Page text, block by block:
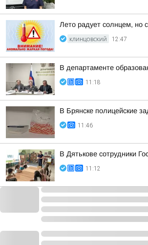
Лето радует солнцем, но
КЛИНЦОВСКИЙ 12:47
В департаменте
11:18
В Брянске полицейские
11:46
В Дятькове сотрудники
11:12